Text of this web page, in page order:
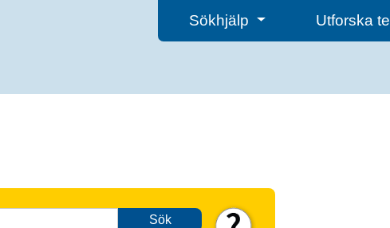
Sökhjälp Utforska
Sök